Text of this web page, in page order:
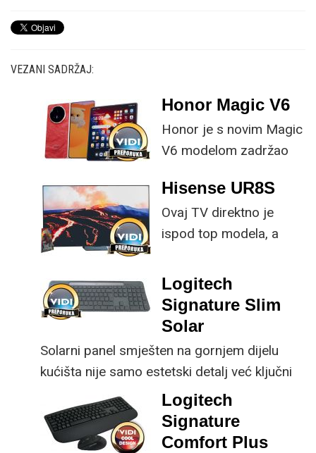
VEZANI SADRŽAJ:
Honor Magic V6
Honor je s novim Magic
V6 modelom zadržao
specifikacije, no
istovremeno
implementirao
ključne svakom
korisniku.
Hisense UR8S
Ovaj TV direktno je
ispod top modela, a
male ustupke možete
osjetno uštedjeti pri
kupnji.
Logitech
Signature Slim
Solar
Solarni panel smješten na gornjem dijelu
kućišta nije samo estetski detalj već ključni
dio koncepta ovog proizvoda, jer koristi
energiju prirodnog ili umjetnog svjetla za
rad.
Logitech
Signature
Comfort Plus